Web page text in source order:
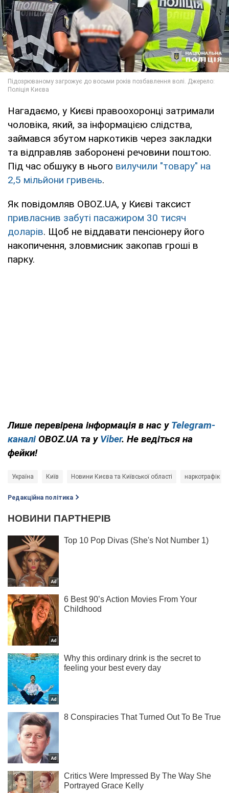
Нагадаємо, у Києві правоохоронці затримали
чоловіка, який, за інформацією слідства,
займався збутом наркотиків через закладки
та відправляв заборонені речовини поштою.
Під час обшуку в нього вилучили "товару" на
2,5 мільйони гривень.
Як повідомляв OBOZ.UA, у Києві таксист
привласнив забуті пасажиром 30 тисяч
доларів. Щоб не віддавати пенсіонеру його
накопичення, зловмисник закопав гроші в
парку.
Лише перевірена інформація в нас у Telegram-
каналі OBOZ.UA та у Viber. Не ведіться на
фейки!
Україна Київ Новини Києва та Київської області наркотрафік
Редакційна політика